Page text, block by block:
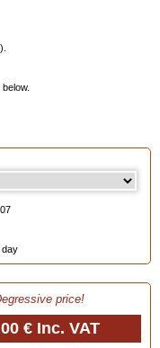
price!
€ Inc. VAT